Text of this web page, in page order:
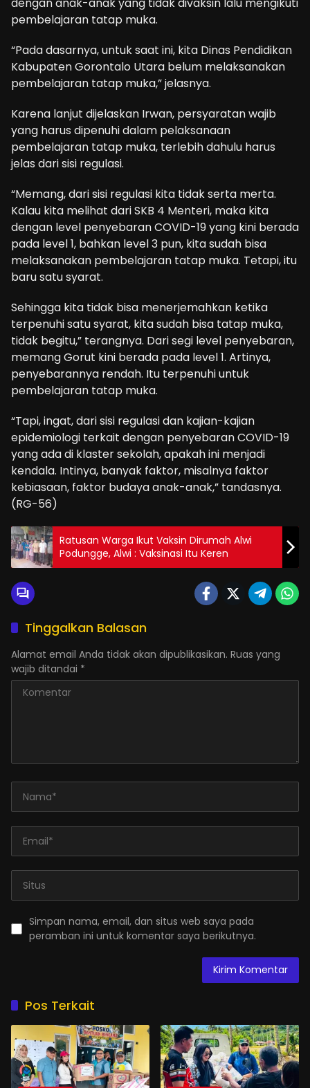
dengan anak-anak yang tidak divaksin lalu mengikuti
pembelajaran tatap muka.
“Pada dasarnya, untuk saat ini, kita Dinas Pendidikan
Kabupaten Gorontalo Utara belum melaksanakan
pembelajaran tatap muka,” jelasnya.
Karena lanjut dijelaskan Irwan, persyaratan wajib
yang harus dipenuhi dalam pelaksanaan
pembelajaran tatap muka, terlebih dahulu harus
jelas dari sisi regulasi.
“Memang, dari sisi regulasi kita tidak serta merta.
Kalau kita melihat dari SKB 4 Menteri, maka kita
dengan level penyebaran COVID-19 yang kini berada
pada level 1, bahkan level 3 pun, kita sudah bisa
melaksanakan pembelajaran tatap muka. Tetapi, itu
baru satu syarat.
Sehingga kita tidak bisa menerjemahkan ketika
terpenuhi satu syarat, kita sudah bisa tatap muka,
tidak begitu,” terangnya. Dari segi level penyebaran,
memang Gorut kini berada pada level 1. Artinya,
penyebarannya rendah. Itu terpenuhi untuk
pembelajaran tatap muka.
“Tapi, ingat, dari sisi regulasi dan kajian-kajian
epidemiologi terkait dengan penyebaran COVID-19
yang ada di klaster sekolah, apakah ini menjadi
kendala. Intinya, banyak faktor, misalnya faktor
kebiasaan, faktor budaya anak-anak,” tandasnya.
(RG-56)
Ratusan Warga Ikut Vaksin Dirumah Alwi
Podungge, Alwi : Vaksinasi Itu Keren
Tinggalkan Balasan
Alamat email Anda tidak akan dipublikasikan. Ruas yang
wajib ditandai *
Simpan nama, email, dan situs web saya pada
peramban ini untuk komentar saya berikutnya.
Pos Terkait